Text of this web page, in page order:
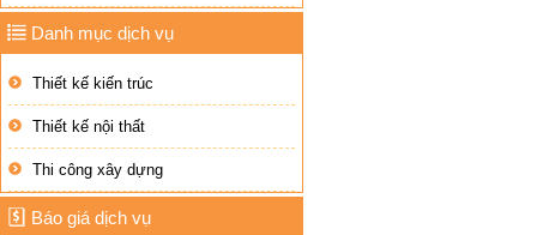
Danh mục dịch vụ
Thiết kế kiến trúc
Thiết kế nội thất
Thi công xây dựng
Báo giá dịch vụ